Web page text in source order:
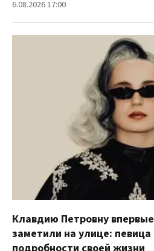
6.08.2026 17:00
Клавдию Петровну
заметили на улице: